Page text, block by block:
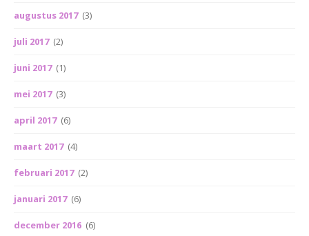
augustus 2017 (3)
juli 2017 (2)
juni 2017 (1)
mei 2017 (3)
april 2017 (6)
maart 2017 (4)
februari 2017 (2)
januari 2017 (6)
december 2016 (6)